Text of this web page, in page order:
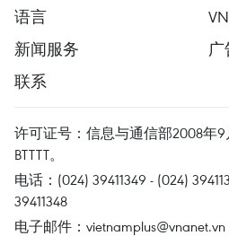
语言
新闻服务
联系
许可证号：信息与通信部2008年9
BTTTT。
电话：(024) 39411349 - (024)
39411348
电子邮件： vietnamplus@vnanet.vn